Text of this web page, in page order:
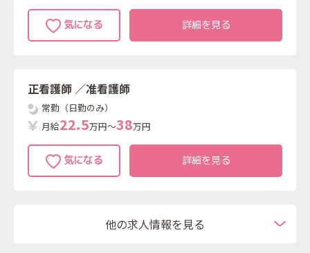
詳細を見る
正看護師 ／准看護師
常勤（日勤のみ）
月給22.5万円～38万円
詳細を見る
他の求人情報を見る